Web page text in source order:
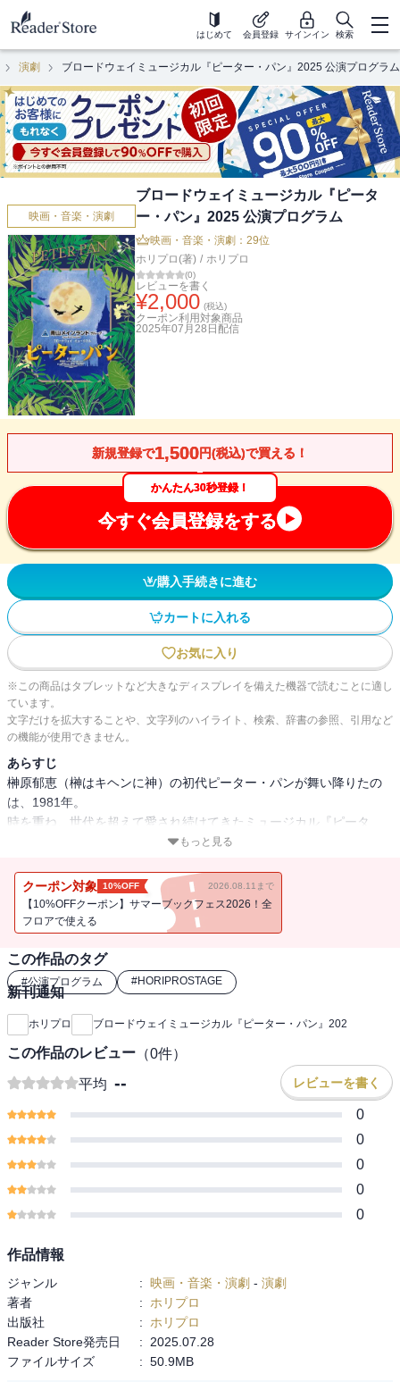
はじめて 会員登録 サインイン 検索
演劇 ブロードウェイミュージカル『ピーター・パン』2025 公演プログラム
映画・音楽・演劇
ブロードウェイミュージカル『ピータ
ー・パン』2025 公演プログラム
映画・音楽・演劇：29位
ホリプロ(著) / ホリプロ
(0)
レビューを書く
¥2,000 (税込)
クーポン利用対象商品
2025年07月28日 配信
新規登録で1,500円(税込)で買える！
かんたん30秒登録！
今すぐ会員登録をする
購入手続きに進む
カートに入れる
お気に入り
※この商品はタブレットなど大きなディスプレイを備えた機器で読むことに適し
ています。
文字だけを拡大することや、文字列のハイライト、検索、辞書の参照、引用など
の機能が使用できません。
あらすじ
榊原郁恵（榊はキヘンに神）の初代ピーター・パンが舞い降りたの
は、1981年。
時を重ね、世代を超えて愛され続けてきたミュージカル『ピータ
ー・パン』は、今年で、記念すべき45年目を迎えます。今年も日本
す。
いつまでも子どもでいたいピーター・パンと、ネバーランドの冒険
で成長する子どもたちの、楽しくて、ちょっぴり切ない物語。美し
ターが客席上空に飛んでくるビッグフライング！子どもから大人ま
で楽しめる『ピーター・パン』で、素敵な思い出を作りませんか？
ミュージカル『ピーター・パン』2025ver.公演プログラムです。
ピーター・パンの世界をもっと知り、もっと遊べる特別プログラ
ム！
キャストのビジュアル写真、スペシャル対談、劇場大冒険、クイ
ページをめくるたびにネバーランドが広がります！
【群馬公演】高崎芸術劇場 大劇場
【大阪公演】梅田芸術劇場メインホール
原作 : サー・J・M・バリによる作品を元にしたミュージカル
作詞 : キャロリン・リー
作曲 : モリス(ムース)・チャーラップ
翻訳・訳詞 : 福田響志
演出・振付 : 長谷川 寧
もっと見る
クーポン対象 10%OFF 2026.08.11まで
【10%OFFクーポン】サマーブックフェス2026！全
フロアで使える
この作品のタグ
#公演プログラム #HORIPROSTAGE
新刊通知
ホリプロ ブロードウェイミュージカル『ピーター・パン』202
この作品のレビュー （0件）
平均 -- レビューを書く
0
0
0
0
0
作品情報
ジャンル : 映画・音楽・演劇 - 演劇
著者
:
ホリプロ
出版社
:
ホリプロ
Reader Store発売日
:
2025.07.28
ファイルサイズ
: 50.9MB